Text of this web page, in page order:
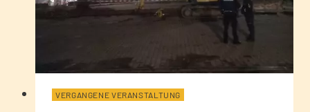
VERGANGENE VERANSTALTUNG